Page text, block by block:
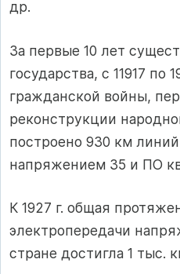
др.
За первые 10 лет
государства, с 11917 по
гражданской войны,
реконструкции
построено 930 км
напряжением 35 и ПО
К 1927 г. общая
электропередачи
стране достигла 1 тыс.